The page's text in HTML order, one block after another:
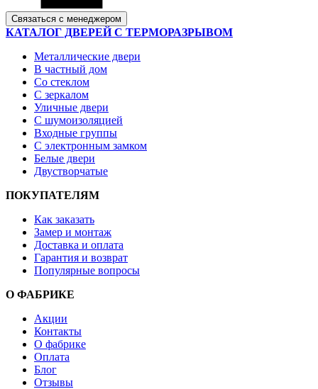
Связаться с менеджером
КАТАЛОГ ДВЕРЕЙ С ТЕРМОРАЗРЫВОМ
Металлические двери
В частный дом
Со стеклом
С зеркалом
Уличные двери
С шумоизоляцией
Входные группы
С электронным замком
Белые двери
Двустворчатые
ПОКУПАТЕЛЯМ
Как заказать
Замер и монтаж
Доставка и оплата
Гарантия и возврат
Популярные вопросы
О ФАБРИКЕ
Акции
Контакты
О фабрике
Оплата
Блог
Отзывы